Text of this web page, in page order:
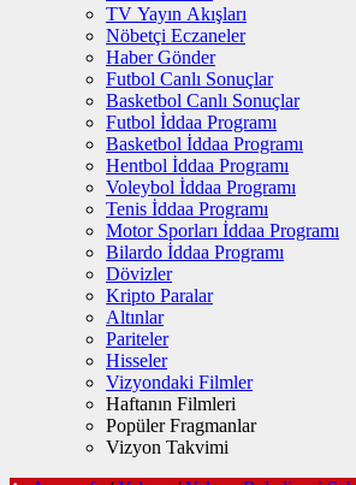
TV Yayın Akışları
Nöbetçi Eczaneler
Haber Gönder
Futbol Canlı Sonuçlar
Basketbol Canlı Sonuçlar
Futbol İddaa Programı
Basketbol İddaa Programı
Hentbol İddaa Programı
Voleybol İddaa Programı
Tenis İddaa Programı
Motor Sporları İddaa Programı
Bilardo İddaa Programı
Dövizler
Kripto Paralar
Altınlar
Pariteler
Hisseler
Vizyondaki Filmler
Haftanın Filmleri
Popüler Fragmanlar
Vizyon Takvimi